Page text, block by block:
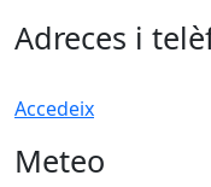
Adreces i
Accedeix
Meteo